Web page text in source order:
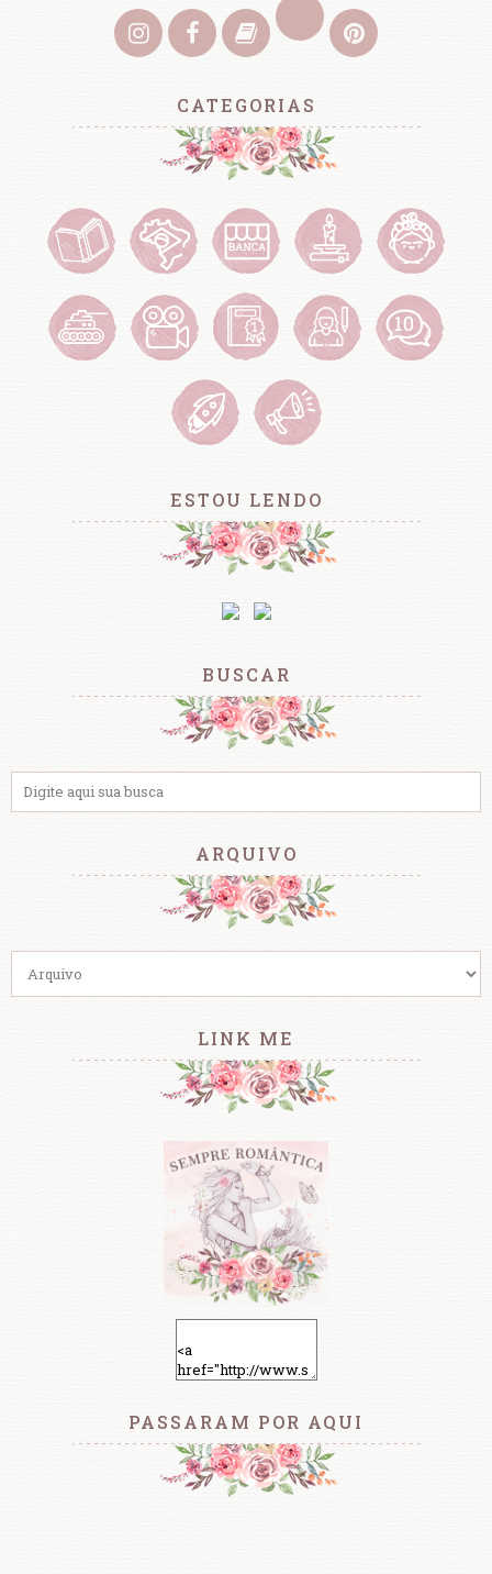
CATEGORIAS
ESTOU LENDO
BUSCAR
ARQUIVO
LINK ME
PASSARAM POR AQUI